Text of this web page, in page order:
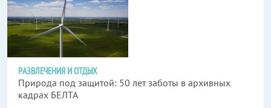
РАЗВЛЕЧЕНИЯ И ОТДЫХ
Природа под защитой: 50 лет заботы в архивных
кадрах БЕЛТА